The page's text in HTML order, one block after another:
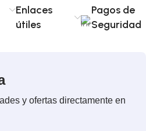
Enlaces
útiles
Pagos de
Seguridad